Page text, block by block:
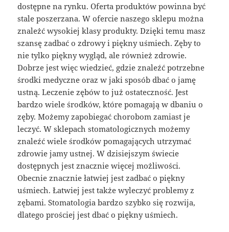
dostępne na rynku. Oferta produktów powinna być
stale poszerzana. W ofercie naszego sklepu można
znależć wysokiej klasy produkty. Dzięki temu masz
szansę zadbać o zdrowy i piękny uśmiech. Zęby to
nie tylko piękny wygląd, ale również zdrowie.
Dobrze jest więc wiedzieć, gdzie znaleźć potrzebne
środki medyczne oraz w jaki sposób dbać o jamę
ustną. Leczenie zębów to już ostateczność. Jest
bardzo wiele środków, które pomagają w dbaniu o
zęby. Możemy zapobiegać chorobom zamiast je
leczyć. W sklepach stomatologicznych możemy
znaleźć wiele środków pomagających utrzymać
zdrowie jamy ustnej. W dzisiejszym świecie
dostępnych jest znacznie więcej możliwości.
Obecnie znacznie łatwiej jest zadbać o piękny
uśmiech. Łatwiej jest także wyleczyć problemy z
zębami. Stomatologia bardzo szybko się rozwija,
dlatego prościej jest dbać o piękny uśmiech.